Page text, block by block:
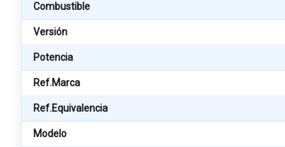
Combustible
Versión
Potencia
Ref.Marca
Ref.Equivalencia
Modelo